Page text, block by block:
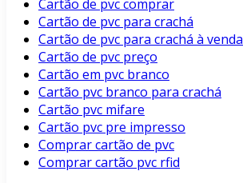
Cartão de pvc comprar
Cartão de pvc para crachá
Cartão de pvc para crachá à venda
Cartão de pvc preço
Cartão em pvc branco
Cartão pvc branco para crachá
Cartão pvc mifare
Cartão pvc pre impresso
Comprar cartão de pvc
Comprar cartão pvc rfid